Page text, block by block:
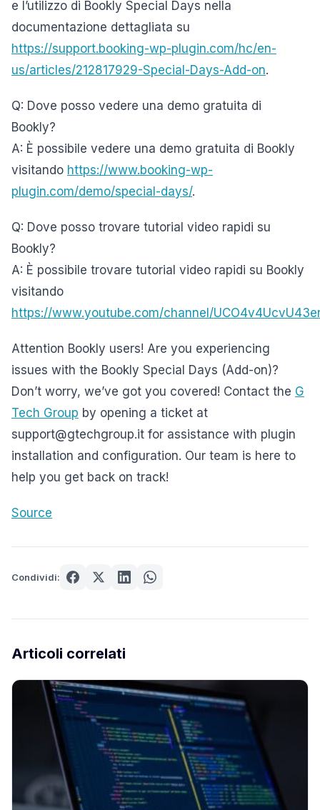
e l’utilizzo di Bookly Special Days nella
documentazione dettagliata su
https://support.booking-wp-plugin.com/hc/en-
us/articles/212817929-Special-Days-Add-on.
Q: Dove posso vedere una demo gratuita di
Bookly?
A: È possibile vedere una demo gratuita di Bookly
visitando https://www.booking-wp-
plugin.com/demo/special-days/.
Q: Dove posso trovare tutorial video rapidi su
Bookly?
A: È possibile trovare tutorial video rapidi su Bookly
visitando
https://www.youtube.com/channel/
Attention Bookly users! Are you experiencing
issues with the Bookly Special Days (Add-on)?
Don’t worry, we’ve got you covered! Contact the G
Tech Group by opening a ticket at
support@gtechgroup.it for assistance with plugin
installation and configuration. Our team is here to
help you get back on track!
Source
Condividi:
Articoli correlati